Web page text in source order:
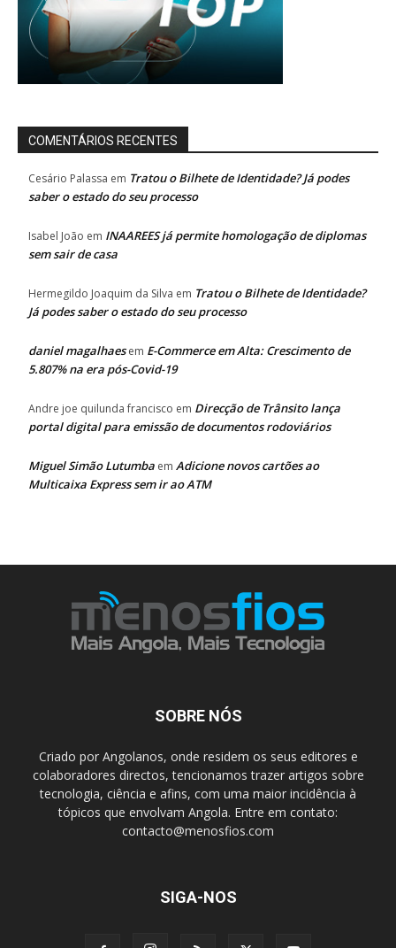
COMENTÁRIOS RECENTES
Cesário Palassa em Tratou o Bilhete de Identidade? Já podes
saber o estado do seu processo
Isabel João em INAAREES já permite homologação de diplomas
sem sair de casa
Hermegildo Joaquim da Silva em Tratou o Bilhete de Identidade?
Já podes saber o estado do seu processo
daniel magalhaesem E-Commerce em Alta: Crescimento de
5.807% na era pós-Covid-19
Andre joe quilunda francisco em Direcção de Trânsito lança
portal digital para emissão de documentos rodoviários
Miguel Simão Lutumba em Adicione novos cartões ao
Multicaixa Express sem ir ao ATM
SOBRE NÓS
Criado por Angolanos, onde residem os seus editores e
colaboradores directos, tencionamos trazer artigos sobre
tecnologia, ciência e afins, com uma maior incidência à
tópicos que envolvam Angola. Entre em contato:
contacto@menosfios.com
SIGA-NOS